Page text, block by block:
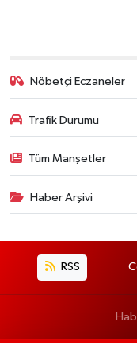
Nöbetçi Eczaneler
Trafik Durumu
Tüm Manşetler
Haber Arşivi
RSS